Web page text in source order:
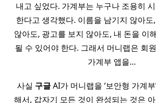
내고 싶었다. 가계부는 누구나 조용히
한다고 생각했다. 이름을 남기지 않아도
않아도, 광고를 보지 않아도, 내 돈을 이
될 수 있어야 한다. 그래서 머니랩은 회
가계부 앱을…
사실 구글AI가 머니랩을 ‘보안형 가계
해서, 갑자기 모든 것이 완성되는 것은